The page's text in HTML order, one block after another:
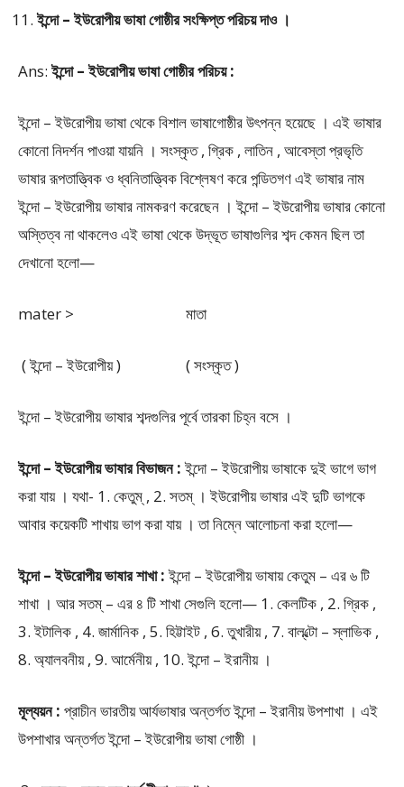
ইন্দো – ইউরোপীয় ভাষা গোষ্ঠীর সংক্ষিপ্ত পরিচয় দাও ।
Ans:ইন্দো – ইউরোপীয় ভাষা গোষ্ঠীর পরিচয় :
ইন্দো – ইউরোপীয় ভাষা থেকে বিশাল ভাষাগোষ্ঠীর উৎপন্ন হয়েছে । এই ভাষার
কোনো নিদর্শন পাওয়া যায়নি । সংস্কৃত , গ্রিক , লাতিন , আবেস্তা প্রভৃতি
ভাষার রূপতাত্ত্বিক ও ধ্বনিতাত্ত্বিক বিশ্লেষণ করে পন্ডিতগণ এই ভাষার নাম
ইন্দো – ইউরোপীয় ভাষার নামকরণ করেছেন । ইন্দো – ইউরোপীয় ভাষার কোনো
অস্তিত্ব না থাকলেও এই ভাষা থেকে উদ্ভূত ভাষাগুলির শব্দ কেমন ছিল তা
দেখানো হলো—
mater > মাতা
( ইন্দো – ইউরোপীয় ) ( সংস্কৃত )
ইন্দো – ইউরোপীয় ভাষার শব্দগুলির পূর্বে তারকা চিহ্ন বসে ।
ইন্দো – ইউরোপীয় ভাষার বিভাজন :ইন্দো – ইউরোপীয় ভাষাকে দুই ভাগে ভাগ
করা যায় । যথা- 1. কেতুম্ , 2. সতম্ । ইউরোপীয় ভাষার এই দুটি ভাগকে
আবার কয়েকটি শাখায় ভাগ করা যায় । তা নিম্নে আলোচনা করা হলো—
ইন্দো – ইউরোপীয় ভাষার শাখা :ইন্দো – ইউরোপীয় ভাষায় কেতুম – এর ৬ টি
শাখা । আর সতম্ – এর ৪ টি শাখা সেগুলি হলো— 1. কেলটিক , 2. গ্রিক ,
3. ইটালিক , 4. জার্মানিক , 5. হিট্টাইট , 6. তুখারীয় , 7. বাল্‌ল্টো – স্লাভিক ,
8. অ্যালবনীয় , 9. আর্মেনীয় , 10. ইন্দো – ইরানীয় ।
মূল্যয়ন : প্রাচীন ভারতীয় আর্যভাষার অন্তর্গত ইন্দো – ইরানীয় উপশাখা । এই
উপশাখার অন্তর্গত ইন্দো – ইউরোপীয় ভাষা গোষ্ঠী ।